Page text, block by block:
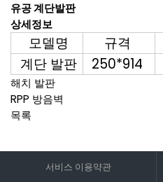
유공 계단발판
상세정보
모델명 규격
계단 발판
250*914
해치 발판
RPP 방음벽
목록
서비스 이용약관